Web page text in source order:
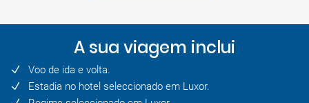
A sua viagem inclui
Voo de ida e volta.
Estadia no hotel seleccionado em Luxor.